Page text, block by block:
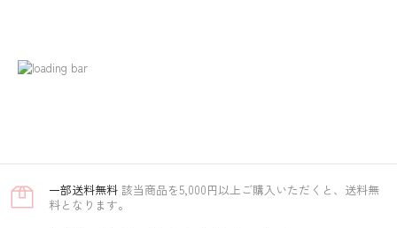
一部​送料無料 該当商品を5,000円以上ご購入いただくと、送料無
料となります。